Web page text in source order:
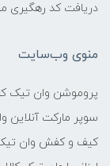
دریافت کد رهگیری
منوی وب‌سایت
پروموشن وان تیک
سوپر مارکت آنلاین
کیف و کفش وان تیک